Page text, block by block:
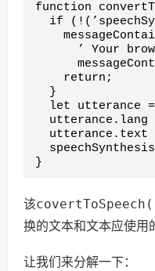
function
if
’ Your
return;
}
let utterance =
utterance.lang
utterance.text
}
该
换的文本和文本应使用
让我们来分解一下：